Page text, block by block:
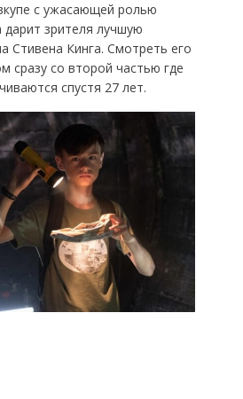
с ужасающей ролью
дарит зрителя лучшую
Стивена Кинга. Смотреть его
со второй частью где
спустя 27 лет.